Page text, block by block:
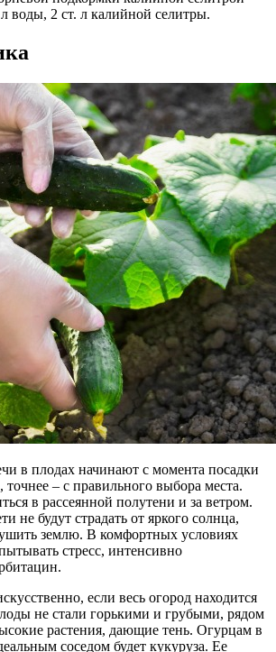
л воды, 2 ст. л калийной селитры.
в плодах начинают с момента посадки
– с правильного выбора места.
в рассеянной полутени и за ветром.
не будут страдать от яркого солнца,
землю. В комфортных условиях
стресс, интенсивно
если весь огород находится
не стали горькими и грубыми, рядом
растения, дающие тень. Огурцам в
соседом будет кукуруза. Ее